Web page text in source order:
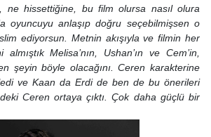
ne hissettiğine, bu film olursa nasıl olura
oyuncuyu anlaşıp doğru seçebilmişsen o
ediyorsun. Metnin akışıyla ve filmin her
Melisa’nın, Ushan’ın ve Cem’in,
şeyin böyle olacağını. Ceren karakterine
ve Kaan da Erdi de ben de bu önerileri
Ceren ortaya çıktı. Çok daha güçlü bir